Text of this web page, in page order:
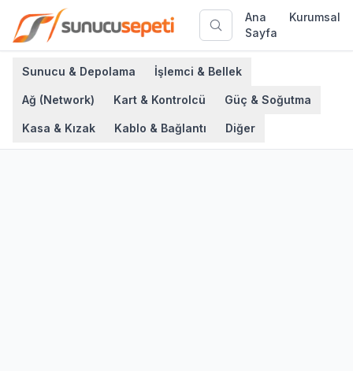
Ana
Sayfa
Kurumsal
Sunucu & Depolama İşlemci & Bellek
Ağ (Network) Kart & Kontrolcü Güç & Soğutma
Kasa & Kızak Kablo & Bağlantı Diğer